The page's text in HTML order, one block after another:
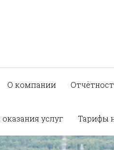
О компании
услуг Тарифы